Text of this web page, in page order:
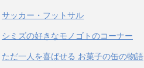
サッカー・フットサル
シミズの好きなモノゴトのコーナー
ただ一人を喜ばせる お菓子の缶の物語